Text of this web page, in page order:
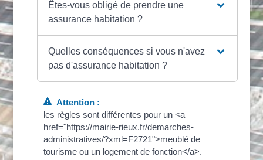
Êtes-vous obligé de prendre une
assurance habitation ?
Quelles conséquences si vous n'avez
pas d'assurance habitation ?
Attention :
les règles sont différentes pour un <a
href="https://mairie-rieux.fr/demarches-
administratives/?xml=F2721">meublé de
tourisme ou un logement de fonction</a>.